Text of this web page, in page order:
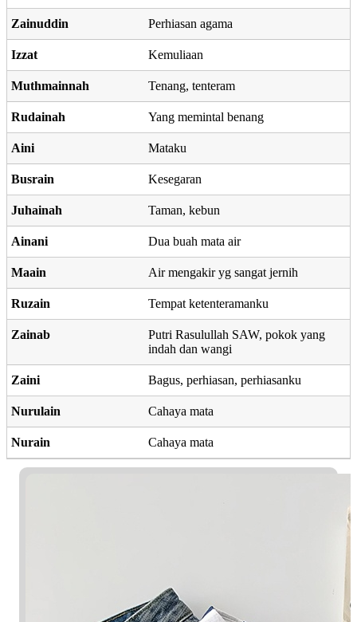
Zainuddin Perhiasan agama
Izzat Kemuliaan
Muthmainnah Tenang, tenteram
Rudainah Yang memintal benang
Aini Mataku
Busrain Kesegaran
Juhainah Taman, kebun
Ainani Dua buah mata air
Maain Air mengakir yg sangat jernih
Ruzain Tempat ketenteramanku
Zainab
Putri Rasulullah SAW, pokok yang
indah dan wangi
Zaini Bagus, perhiasan, perhiasanku
Nurulain Cahaya mata
Nurain Cahaya mata